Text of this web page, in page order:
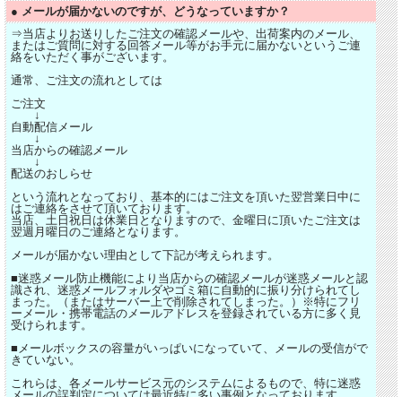
● メールが届かないのですが、どうなっていますか？
⇒当店よりお送りしたご注文の確認メールや、出荷案内のメール、
またはご質問に対する回答メール等がお手元に届かないというご連
絡をいただく事がございます。
通常、ご注文の流れとしては
ご注文
↓
自動配信メール
↓
当店からの確認メール
↓
配送のおしらせ
という流れとなっており、基本的にはご注文を頂いた翌営業日中に
はご連絡をさせて頂いております。
当店、土日祝日は休業日となりますので、金曜日に頂いたご注文は
翌週月曜日のご連絡となります。
メールが届かない理由として下記が考えられます。
■迷惑メール防止機能により当店からの確認メールが迷惑メールと認
識され、迷惑メールフォルダやゴミ箱に自動的に振り分けられてし
まった。（またはサーバー上で削除されてしまった。）※特にフリ
ーメール・携帯電話のメールアドレスを登録されている方に多く見
受けられます。
■メールボックスの容量がいっぱいになっていて、メールの受信がで
きていない。
これらは、各メールサービス元のシステムによるもので、特に迷惑
メールの誤判定については最近特に多い事例となっております。